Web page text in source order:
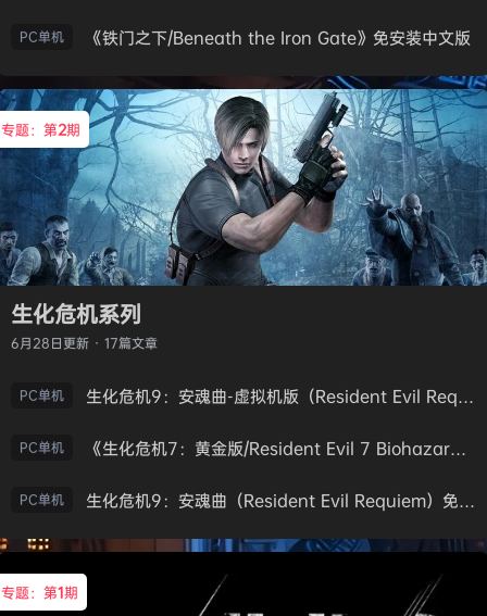
PC单机 《铁门之下/Beneath the Iron Gate》免安装中文版
专题：第2期
生化危机系列
6月28日更新 · 17篇文章
PC单机 生化危机9：安魂曲-虚拟机版（Resident Evil Requiem HYPERVISOR）免安装中文版
PC单机 《生化危机7：黄金版/Resident Evil 7 Biohazard》免安装中文版
PC单机 生化危机9：安魂曲（Resident Evil Requiem）免安装中文版
专题：第1期